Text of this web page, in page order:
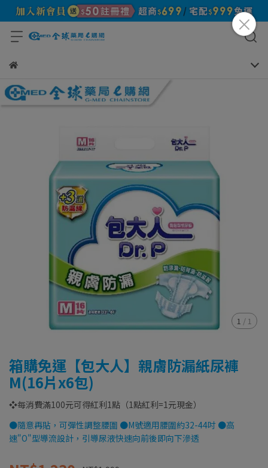
1 / 1
箱購免運【包大人】親膚防漏紙尿褲
M(16片x6包)
❖每消費滿100元可得紅利1點（1點紅利=1元現金）
●隨意再貼，可彈性調整腰圍 ●M號適用腰圍約32-44吋 ●高
速"O"型導流設計，引導尿液快速向前後即向下滲透